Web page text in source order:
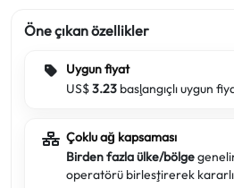
Öne çıkan özellikler
Uygun fiyat
US$3.23 başlangıçlı uygun
Çoklu ağ kapsaması
Birden fazla ülke/bölge
operatörü birleştirerek